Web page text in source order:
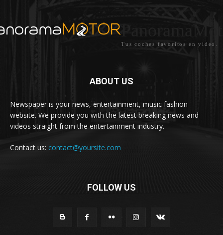
Tus coches favoritos en video.
ABOUT US
Newspaper is your news, entertainment, music fashion
website. We provide you with the latest breaking news and
videos straight from the entertainment industry.
Contact us: contact@yoursite.com
FOLLOW US